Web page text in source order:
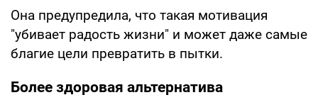
Она предупредила, что такая мотивация
"убивает радость жизни" и может даже самые
благие цели превратить в пытки.
Более здоровая альтернатива